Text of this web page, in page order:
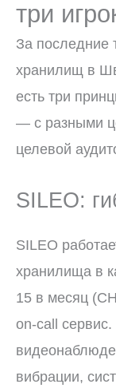
три
За последние
хранилищ в
есть три
— с разными
целевой
SILEO:
SILEO
хранилища в
15 в месяц
on-call
вибрации,